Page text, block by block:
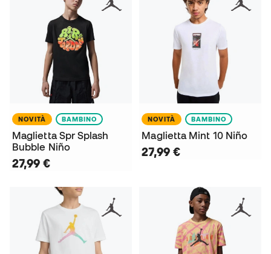
NOVITÀ BAMBINO
Maglietta Spr Splash
Bubble Niño
27,99 €
NOVITÀ BAMBINO
Maglietta Mint 10 Niño
27,99 €